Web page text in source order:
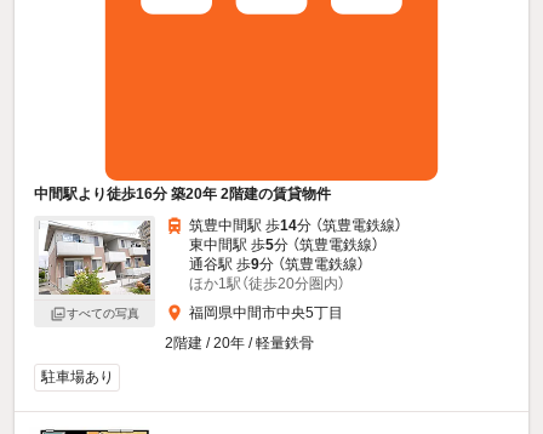
中間駅より徒歩16分 築20年 2階建の賃貸物件
すべての写真
筑豊中間駅 歩14分 （筑豊電鉄線）
東中間駅 歩5分 （筑豊電鉄線）
通谷駅 歩9分 （筑豊電鉄線）
ほか1駅（徒歩20分圏内）
福岡県中間市中央5丁目
2階建 / 20年 / 軽量鉄骨
駐車場あり